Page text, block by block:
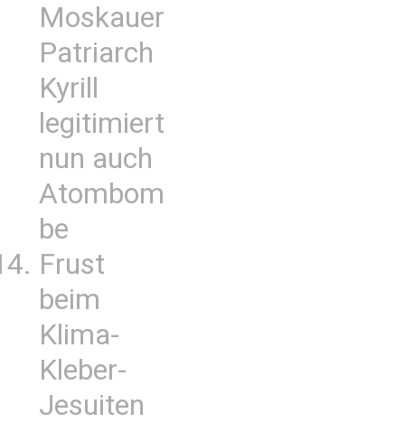
Moskauer
Patriarch
Kyrill
legitimiert
nun auch
Atombom
be
Frust
beim
Klima-
Kleber-
Jesuiten